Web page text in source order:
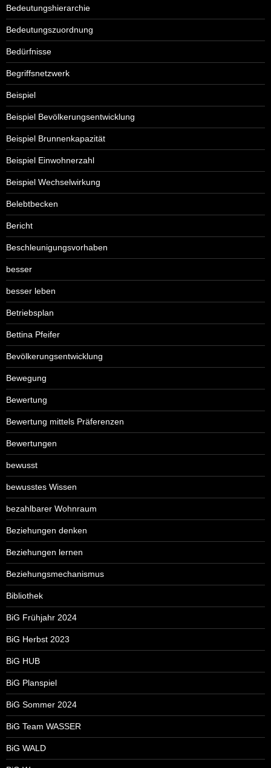
Bedeutungshierarchie
Bedeutungszuordnung
Bedürfnisse
Begriffsnetzwerk
Beispiel
Beispiel Bevölkerungsentwicklung
Beispiel Brunnenkapazität
Beispiel Einwohnerzahl
Beispiel Wechselwirkung
Belebtbecken
Bericht
Beschleunigungsvorhaben
besser
besser leben
Betriebsplan
Bettina Pfeifer
Bevölkerungsentwicklung
Bewegung
Bewertung
Bewertung mittels Präferenzen
Bewertungen
bewusst
bewusstes Wissen
bezahlbarer Wohnraum
Beziehungen denken
Beziehungen lernen
Beziehungsmechanismus
Bibliothek
BiG Frühjahr 2024
BiG Herbst 2023
BiG HUB
BiG Planspiel
BiG Sommer 2024
BiG Team WASSER
BiG WALD